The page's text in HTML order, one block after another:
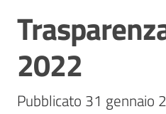
Stazioni
appaltanti
2022
Pubblicato 31 gennaio